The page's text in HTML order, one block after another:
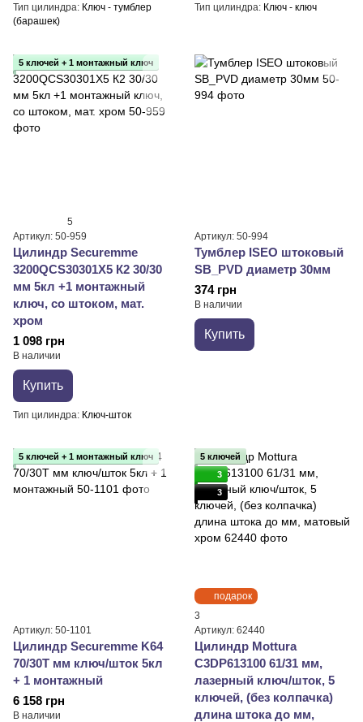
Тип цилиндра Ключ - тумблер
(барашек)
Тип цилиндра Ключ - ключ
5 ключей + 1 монтажный ключ
5
Артикул: 50-959
Цилиндр Securemme
3200QCS30301X5 К2 30/30
мм 5кл +1 монтажный
ключ, со штоком, мат.
хром
1 098 грн
В наличии
Купить
Тип цилиндра Ключ-шток
Артикул: 50-994
Тумблер ISEO штоковый
SB_PVD диаметр 30мм
374 грн
В наличии
Купить
5 ключей + 1 монтажный ключ
Артикул: 50-1101
Цилиндр Securemme K64
70/30Т мм ключ/шток 5кл
+ 1 монтажный
6 158 грн
В наличии
подарок
5 ключей
3
3
3
Артикул: 62440
Цилиндр Mottura
C3DP613100 61/31 мм,
лазерный ключ/шток, 5
ключей, (без колпачка)
длина штока до мм,